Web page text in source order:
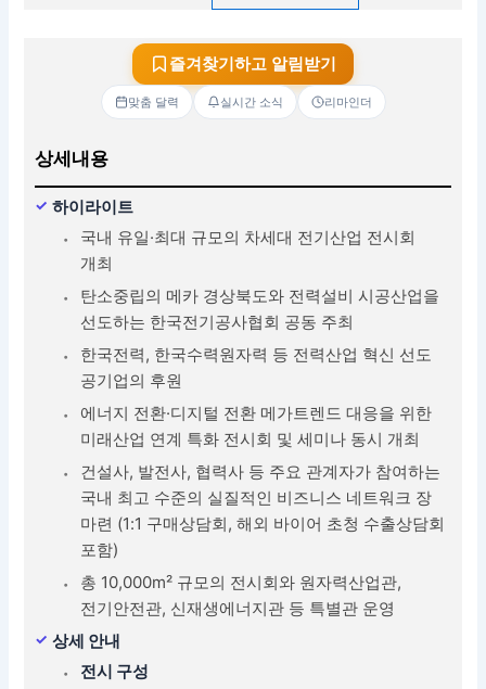
즐겨찾기하고 알림받기
맞춤 달력 실시간 소식 리마인더
상세내용
하이라이트
국내 유일·최대 규모의 차세대 전기산업 전시회
개최
탄소중립의 메카 경상북도와 전력설비 시공산업을
선도하는 한국전기공사협회 공동 주최
한국전력, 한국수력원자력 등 전력산업 혁신 선도
공기업의 후원
에너지 전환·디지털 전환 메가트렌드 대응을 위한
미래산업 연계 특화 전시회 및 세미나 동시 개최
건설사, 발전사, 협력사 등 주요 관계자가 참여하는
국내 최고 수준의 실질적인 비즈니스 네트워크 장
마련 (1:1 구매상담회, 해외 바이어 초청 수출상담회
포함)
총 10,000m² 규모의 전시회와 원자력산업관,
전기안전관, 신재생에너지관 등 특별관 운영
상세 안내
전시 구성